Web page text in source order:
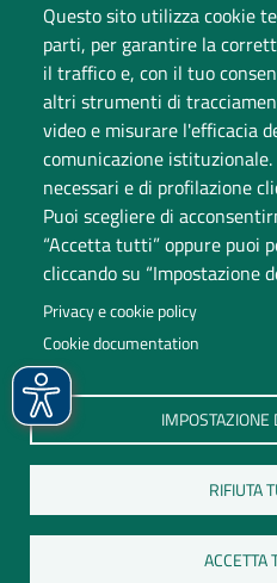
Questo sito utilizza cookie
parti, per garantire la
il traffico e, con il tuo
altri strumenti di
video e misurare l'efficacia
comunicazione
necessari e di profilazione
Puoi scegliere di
“Accetta tutti” oppure puoi
cliccando su “Impostazione
Privacy e cookie policy
Cookie documentation
IMPOSTAZIONE
RIFIUTA
ACCETTA
Università degli Studi
Sede legale: via Ravasi 2,
Contact Center
P.IVA 02481820120
(C.F. 95039180120)
PEC: ateneo@
Cambia idea sui cookie
Dati di monitoraggio